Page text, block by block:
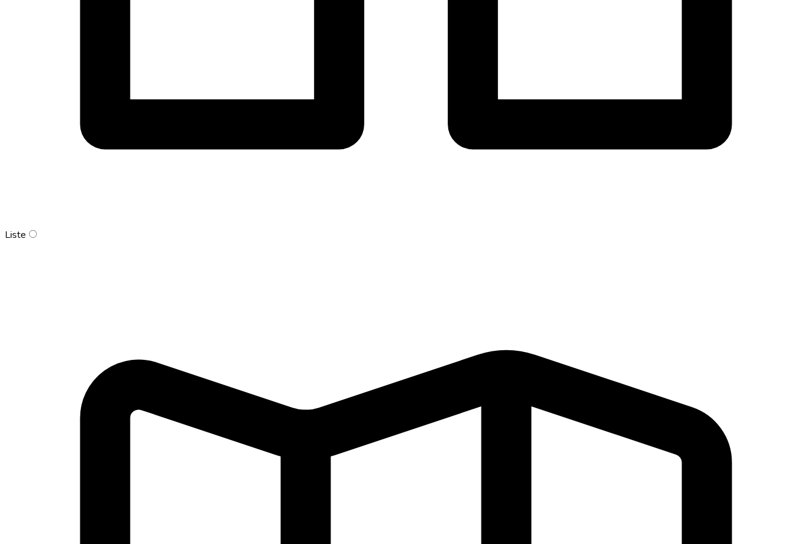
Liste